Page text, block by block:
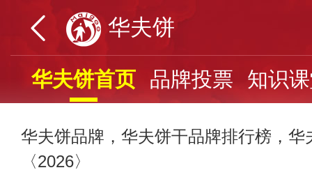
华夫饼
华夫饼首页 品牌投票 知识
华夫饼品牌，华夫饼干品牌排行榜，华
〈2026〉